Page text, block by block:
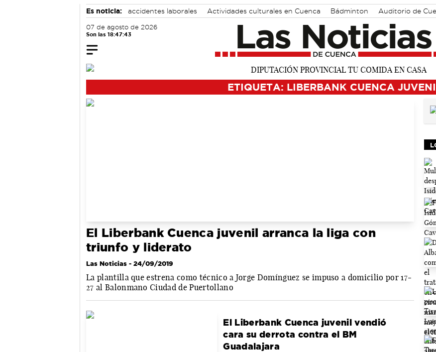
Es noticia: accidentes laborales Actividades culturales en Cuenca Bádminton Auditorio de
07 de agosto de 2026
Son las 18:47:44
ETIQUETA: LIBERBANK CUENCA
El Liberbank Cuenca juvenil arranca la liga con
triunfo y liderato
Las Noticias - 24/09/2019
La plantilla que estrena como técnico a Jorge Domínguez se impuso a domicilio por 17-
27 al Balonmano Ciudad de Puertollano
El Liberbank Cuenca juvenil vendió
cara su derrota contra el BM
Guadalajara